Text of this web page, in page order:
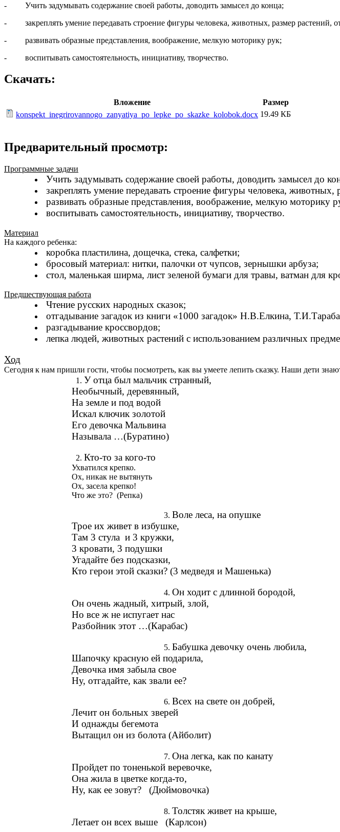
- Учить задумывать содержание своей работы, доводить замысел до конца;
- закреплять умение передавать строение фигуры человека, животных, размер растений,
- развивать образные представления, воображение, мелкую моторику рук;
- воспитывать самостоятельность, инициативу, творчество.
Скачать:
Вложение
Размер
konspekt_inegrirovannogo_zanyatiya_po_lepke_po_skazke_kolobok.docx 19.49 КБ
Предварительный просмотр:
Программные задачи
Учить задумывать содержание своей работы, доводить замысел до
закреплять умение передавать строение фигуры человека,
развивать образные представления, воображение, мелкую моторику
воспитывать самостоятельность, инициативу, творчество.
Материал
На каждого ребенка:
коробка пластилина, дощечка, стека, салфетки;
бросовый материал: нитки, палочки от чупсов, зернышки арбуза;
стол, маленькая ширма, лист зеленой бумаги для травы, ватман для
Предшествующая работа
Чтение русских народных сказок;
отгадывание загадок из книги «1000 загадок» Н.В.Елкина,
разгадывание кроссвордов;
лепка людей, животных растений с использованием различных
Ход
Сегодня к нам пришли гости, чтобы посмотреть, как вы умеете лепить сказку. Наши дети
У отца был мальчик странный,
Необычный, деревянный,
На земле и под водой
Искал ключик золотой
Его девочка Мальвина
Называла …(Буратино)
Кто-то за кого-то
Ухватился крепко.
Ох, никак не вытянуть
Ох, засела крепко!
Что же это? (Репка)
Воле леса, на опушке
Трое их живет в избушке,
Там 3 стула и 3 кружки,
3 кровати, 3 подушки
Угадайте без подсказки,
Кто герои этой сказки? (3 медведя и Машенька)
Он ходит с длинной бородой,
Он очень жадный, хитрый, злой,
Но все ж не испугает нас
Разбойник этот …(Карабас)
Бабушка девочку очень любила,
Шапочку красную ей подарила,
Девочка имя забыла свое
Ну, отгадайте, как звали ее?
Всех на свете он добрей,
Лечит он больных зверей
И однажды бегемота
Вытащил он из болота (Айболит)
Она легка, как по канату
Пройдет по тоненькой веревочке,
Она жила в цветке когда-то,
Ну, как ее зовут? (Дюймовочка)
Толстяк живет на крыше,
Летает он всех выше (Карлсон)